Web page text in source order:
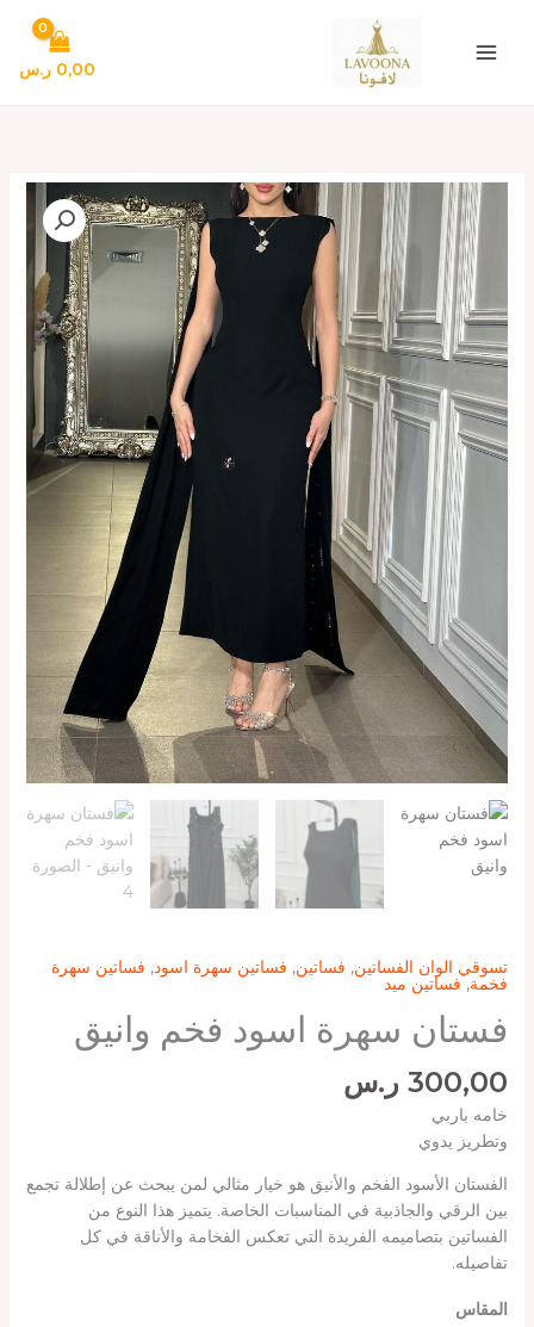
المحتوى
0,00 ر.س
تسوقي الوان الفساتين, فساتين, فساتين سهرة اسود, فساتين سهرة
فخمة,فساتين ميد
فستان سهرة اسود فخم وانيق
300,00 ر.س
خامه باربي
وتطريز يدوي
الفستان الأسود الفخم والأنيق هو خيار مثالي لمن يبحث عن إطلالة تجمع
بين الرقي والجاذبية في المناسبات الخاصة. يتميز هذا النوع من
الفساتين بتصاميمه الفريدة التي تعكس الفخامة والأناقة في كل
تفاصيله.
المقاس
كمية
فستان
سهرة
اسود
وانيق